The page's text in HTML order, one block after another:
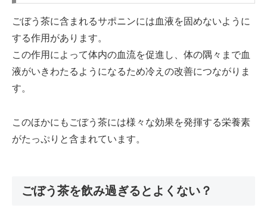
ごぼう茶に含まれるサポニンには血液を固めないように
する作用があります。
この作用によって体内の血流を促進し、体の隅々まで血
液がいきわたるようになるため冷えの改善につながりま
す。
このほかにもごぼう茶には様々な効果を発揮する栄養素
がたっぷりと含まれています。
ごぼう茶を飲み過ぎるとよくない？